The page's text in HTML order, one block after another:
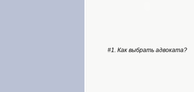
#1. Как выбрать адвоката?